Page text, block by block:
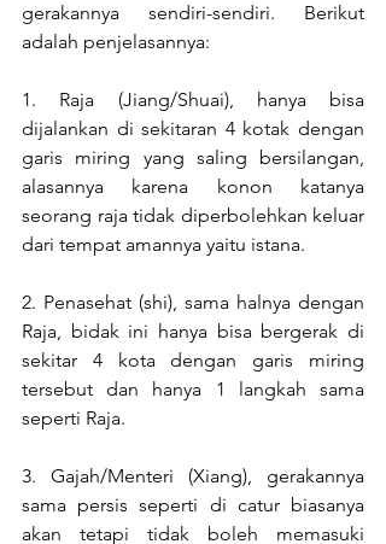
gerakannya sendiri-sendiri. Berikut
adalah penjelasannya:
1. Raja (Jiang/Shuai), hanya bisa
dijalankan di sekitaran 4 kotak dengan
garis miring yang saling bersilangan,
alasannya karena konon katanya
seorang raja tidak diperbolehkan keluar
dari tempat amannya yaitu istana.
2. Penasehat (shi), sama halnya dengan
Raja, bidak ini hanya bisa bergerak di
sekitar 4 kota dengan garis miring
tersebut dan hanya 1 langkah sama
seperti Raja.
3. Gajah/Menteri (Xiang), gerakannya
sama persis seperti di catur biasanya
akan tetapi tidak boleh memasuki